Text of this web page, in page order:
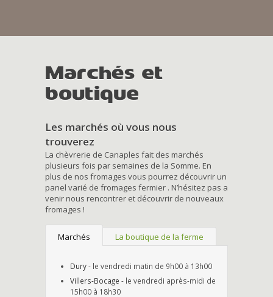
Marchés et
boutique
Les marchés où vous nous
trouverez
La chèvrerie de Canaples fait des marchés
plusieurs fois par semaines de la Somme. En
plus de nos fromages vous pourrez découvrir un
panel varié de fromages fermier . N’hésitez pas a
venir nous rencontrer et découvrir de nouveaux
fromages !
Marchés La boutique de la ferme
Dury- le vendredi matin de 9h00 à 13h00
Villers-Bocage - le vendredi après-midi de
15h00 à 18h30